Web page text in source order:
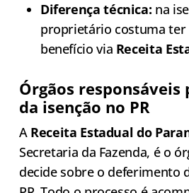
Diferença técnica: na
proprietário costuma ter
benefício via Receita
Órgãos responsáveis
da isenção no PR
A Receita Estadual do
Secretaria da Fazenda, é o
decide sobre o deferimento